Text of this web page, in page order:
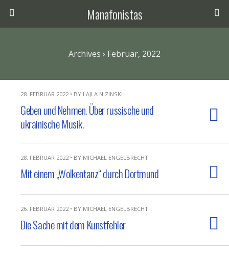
Manafonistas
Archives › Februar, 2022
28. FEBRUAR 2022 • BY LAJLA NIZINSKI
Geben und Nehmen. Über russische und
ukrainische Musik.
28. FEBRUAR 2022 • BY MICHAEL ENGELBRECHT
Mit einem „Wolkentanz“ durch Dortmund
26. FEBRUAR 2022 • BY MICHAEL ENGELBRECHT
Die Sache mit dem Kunstfehler